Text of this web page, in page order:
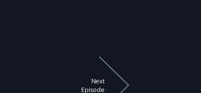
Next
Episode